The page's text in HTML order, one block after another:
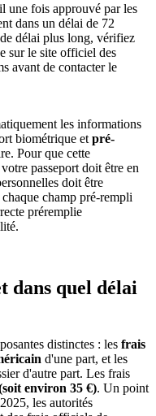
une fois approuvé par les
dans un délai de 72
délai plus long, vérifiez
sur le site officiel des
avant de contacter le
les informations
biométrique et pré-
Pour que cette
passeport doit être en
doit être
champ pré-rempli
préremplie
dans quel délai
distinctes : les frais
d'une part, et les
d'autre part. Les frais
environ 35 €). Un point
les autorités